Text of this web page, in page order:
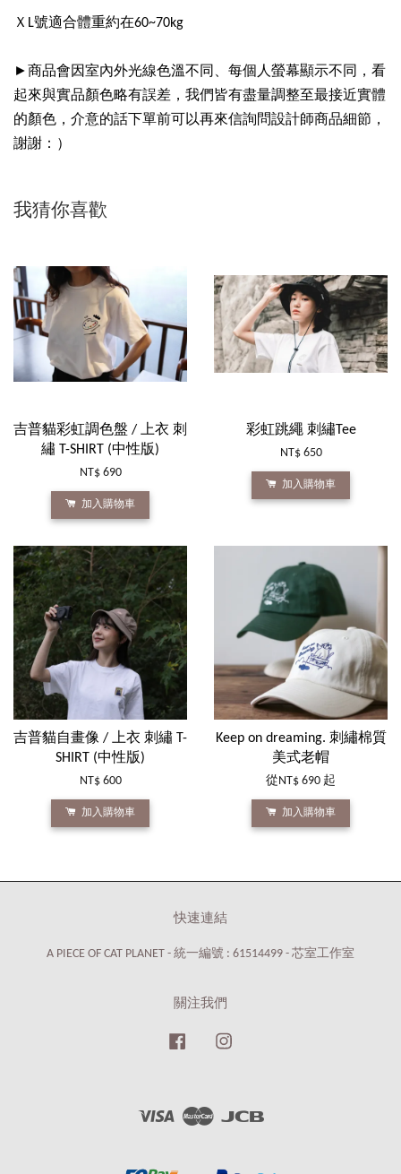
ＸL號適合體重約在60~70kg
►商品會因室內外光線色溫不同、每個人螢幕顯示不同，看
起來與實品顏色略有誤差，我們皆有盡量調整至最接近實體
的顏色，介意的話下單前可以再來信詢問設計師商品細節，
謝謝：）
我猜你喜歡
吉普貓彩虹調色盤 / 上衣 刺
繡 T-SHIRT (中性版)
NT$ 690
加入購物車
彩虹跳繩 刺繡Tee
NT$ 650
加入購物車
吉普貓自畫像 / 上衣 刺繡 T-
SHIRT (中性版)
NT$ 600
加入購物車
Keep on dreaming. 刺繡棉質
美式老帽
從 NT$ 690 起
加入購物車
快速連結
A PIECE OF CAT PLANET - 統一編號 : 61514499 - 芯室工作室
關注我們
Facebook
Visa Master